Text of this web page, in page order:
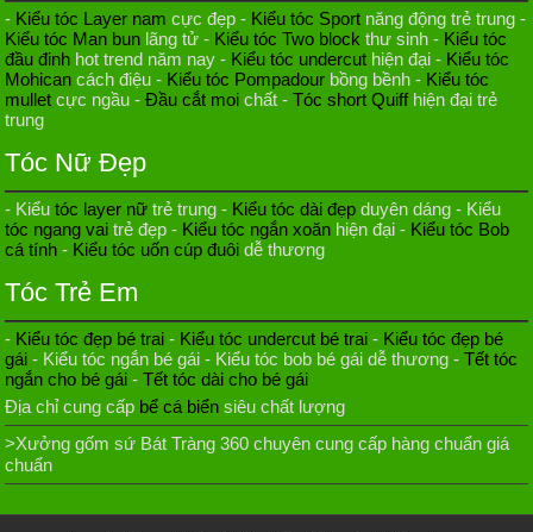
- Kiểu tóc Layer nam cực đẹp - Kiểu tóc Sport năng động trẻ trung -
Kiểu tóc Man bun lãng tử - Kiểu tóc Two block thư sinh - Kiểu tóc
đầu đinh hot trend năm nay - Kiểu tóc undercut hiện đại - Kiểu tóc
Mohican cách điệu - Kiểu tóc Pompadour bồng bềnh - Kiểu tóc
mullet cực ngầu -Đầu cắt moi chất -Tóc short Quiffhiện đại trẻ
trung
Tóc Nữ Đẹp
- Kiểutóc layer nữ trẻ trung - Kiểu tóc dài đẹp duyên dáng - Kiểu
tóc ngang vai trẻ đẹp - Kiểu tóc ngắn xoăn hiện đại - Kiểu tóc Bob
cá tính - Kiểu tóc uốn cúp đuôi dễ thương
Tóc Trẻ Em
- Kiểu tóc đẹp bé trai - Kiểu tóc undercut bé trai - Kiểu tóc đẹp bé
gái - Kiểu tóc ngắn bé gái - Kiểu tóc bob bé gái dễ thương -Tết tóc
ngắn cho bé gái -Tết tóc dài cho bé gái
Địa chỉ cung cấp bể cá biển siêu chất lượng
>Xưởng gốm sứ Bát Tràng 360 chuyên cung cấp hàng chuẩn giá
chuẩn